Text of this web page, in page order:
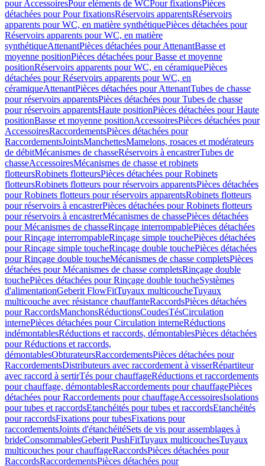
pour AccessoiresPour eléments de WCPour fixationsPièces
détachées pour Pour fixationsRéservoirs apparentsRéservoirs
apparents pour WC, en matière synthétiquePièces détachées pour
Réservoirs apparents pour WC, en matière
synthétiqueAttenantPièces détachées pour AttenantBasse et
moyenne positionPièces détachées pour Basse et moyenne
positionRéservoirs apparents pour WC, en céramiquePièces
détachées pour Réservoirs apparents pour WC, en
céramiqueAttenantPièces détachées pour AttenantTubes de chasse
pour réservoirs apparentsPièces détachées pour Tubes de chasse
pour réservoirs apparentsHaute positionPièces détachées pour Haute
positionBasse et moyenne positionAccessoiresPièces détachées pour
AccessoiresRaccordementsPièces détachées pour
RaccordementsJointsManchettesMamelons, rosaces et modérateurs
de débitMécanismes de chasseRéservoirs à encastrerTubes de
chasseAccessoiresMécanismes de chasse et robinets
flotteursRobinets flotteursPièces détachées pour Robinets
flotteursRobinets flotteurs pour réservoirs apparentsPièces détachées
pour Robinets flotteurs pour réservoirs apparentsRobinets flotteurs
pour réservoirs à encastrerPièces détachées pour Robinets flotteurs
pour réservoirs à encastrerMécanismes de chassePièces détachées
pour Mécanismes de chasseRinçage interrompablePièces détachées
pour Rinçage interrompableRinçage simple touchePièces détachées
pour Rinçage simple toucheRinçage double touchePièces détachées
pour Rinçage double toucheMécanismes de chasse completsPièces
détachées pour Mécanismes de chasse completsRinçage double
touchePièces détachées pour Rinçage double toucheSystèmes
d'alimentationGeberit FlowFitTuyaux multicoucheTuyaux
multicouche avec résistance chauffanteRaccordsPièces détachées
pour RaccordsManchonsRéductionsCoudesTésCirculation
internePièces détachées pour Circulation interneRéductions
indémontablesRéductions et raccords, démontablesPièces détachées
pour Réductions et raccords,
démontablesObturateursRaccordementsPièces détachées pour
RaccordementsDistributeurs avec raccordement à visserRépartiteur
avec raccord à sertirTés pour chauffageRéductions et raccordements
pour chauffage, démontablesRaccordements pour chauffagePièces
détachées pour Raccordements pour chauffageAccessoiresIsolations
pour tubes et raccordsEtanchéités pour tubes et raccordsEtanchéités
pour raccordsFixations pour tubesFixations pour
raccordementsJoints d'étanchéitéSets de vis pour assemblages à
brideConsommablesGeberit PushFitTuyaux multicouchesTuyaux
multicouches pour chauffageRaccordsPièces détachées pour
RaccordsRaccordementsPièces détachées pour